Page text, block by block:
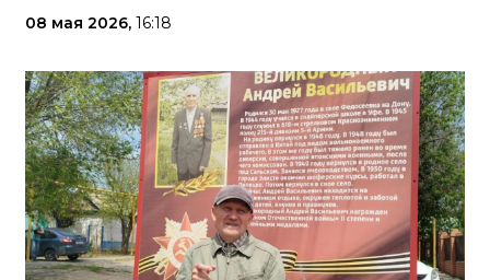
08 мая 2026, 16:18